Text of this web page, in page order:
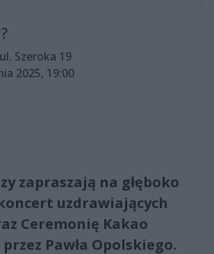
Szeroka 19
2025, 19:00
zapraszają na głęboko
uzdrawiających
Ceremonię Kakao
Pawła Opolskiego.